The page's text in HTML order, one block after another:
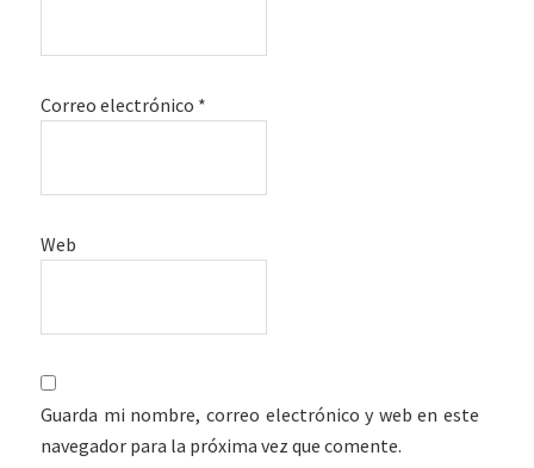
Correo electrónico *
Web
Guarda mi nombre, correo electrónico y web en este
navegador para la próxima vez que comente.